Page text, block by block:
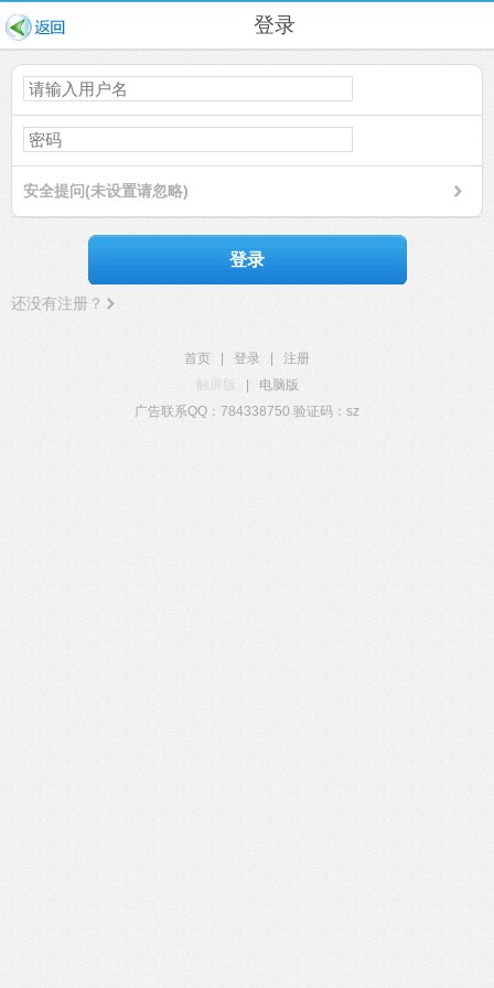
登录
安全提问(未设置请忽略)
登录
还没有注册？
首页 登录
注册
触屏版
电脑版
广告联系QQ：784338750 验证码：sz